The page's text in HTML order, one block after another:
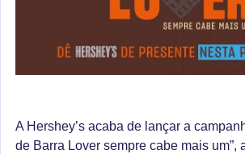
A Hershey’s acaba de lançar a
de Barra Lover sempre cabe mais um”,